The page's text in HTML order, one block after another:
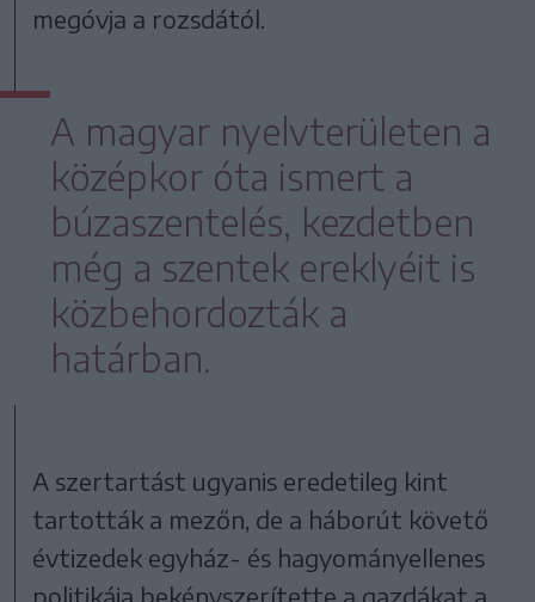
megóvja a rozsdától.
A magyar nyelvterületen a
középkor óta ismert a
búzaszentelés, kezdetben
még a szentek ereklyéit is
közbehordozták a
határban.
A szertartást ugyanis eredetileg kint
tartották a mezőn, de a háborút követő
évtizedek egyház- és hagyományellenes
politikája bekényszerítette a gazdákat a